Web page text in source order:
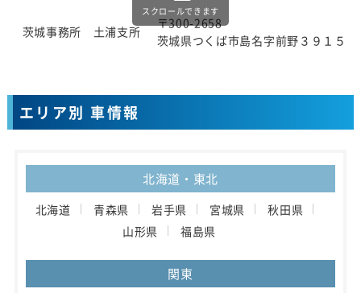
茨城事務所 土浦支所
〒300-2658
茨城県つくば市島名字前野３９１５
スクロールできます
エリア別 車情報
北海道・東北
北海道 青森県 岩手県 宮城県
秋田県
山形県
福島県
関東